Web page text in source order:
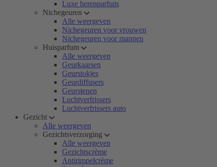
Luxe herenparfum
Nichegeuren
Alle weergeven
Nichegeuren voor vrouwen
Nichegeuren voor mannen
Huisparfum
Alle weergeven
Geurkaarsen
Geurstokjes
Geurdiffusers
Geurstenen
Luchtverfrissers
Luchtverfrissers auto
Gezicht
Alle weergeven
Gezichtsverzorging
Alle weergeven
Gezichtscrème
Antirimpelcrème